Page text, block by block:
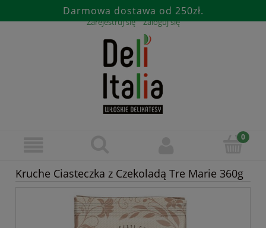
Darmowa dostawa od 250zł.
Zarejestruj się Zaloguj się
Kruche Ciasteczka z Czekoladą Tre Marie 360g